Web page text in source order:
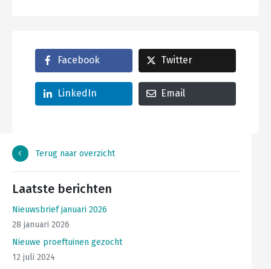
Facebook Twitter
LinkedIn Email
Terug naar overzicht
Laatste berichten
Nieuwsbrief januari 2026
28 januari 2026
Nieuwe proeftuinen gezocht
12 juli 2024